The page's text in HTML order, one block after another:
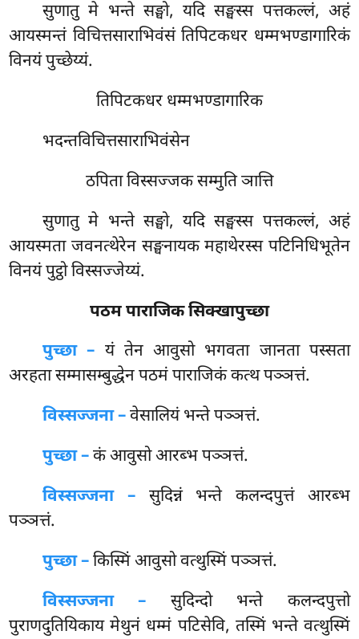
सुणातु मे भन्ते सङ्घो, यदि सङ्घस्स पत्तकल्लं, अहं
आयस्मन्तं विचित्तसाराभिवंसं तिपिटकधर धम्मभण्डागारिकं
विनयं पुच्छेय्यं.
तिपिटकधर धम्मभण्डागारिक
भदन्तविचित्तसाराभिवंसेन
ठपिता विस्सज्जक सम्मुति ञात्ति
सुणातु मे भन्ते सङ्घो, यदि सङ्घस्स पत्तकल्लं, अहं
आयस्मता जवनत्थेरेन सङ्घनायक महाथेरस्स पटिनिधिभूतेन
विनयं पुट्ठो विस्सज्जेय्यं.
पठम पाराजिक सिक्खापुच्छा
पुच्छा – यं तेन आवुसो भगवता जानता पस्सता
अरहता सम्मासम्बुद्धेन पठमं पाराजिकं कत्थ पञ्ञत्तं.
विस्सज्जना –वेसालियं भन्ते पञ्ञत्तं.
पुच्छा –कं आवुसो आरब्भ पञ्ञत्तं.
विस्सज्जना –सुदिन्नं भन्ते कलन्दपुत्तं आरब्भ
पञ्ञत्तं.
पुच्छा –किस्मिं आवुसो वत्थुस्मिं पञ्ञत्तं.
विस्सज्जना – सुदिन्दो भन्ते कलन्दपुत्तो
पुराणदुतियिकाय मेथुनं धम्मं पटिसेवि, तस्मिं भन्ते वत्थुस्मिं